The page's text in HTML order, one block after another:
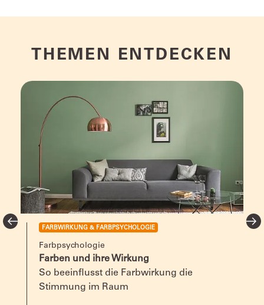
THEMEN ENTDECKEN
FARBWIRKUNG & FARBPSYCHOLOGIE
Farbpsychologie
Farben und ihre Wirkung
So beeinflusst die Farbwirkung die
Stimmung im Raum